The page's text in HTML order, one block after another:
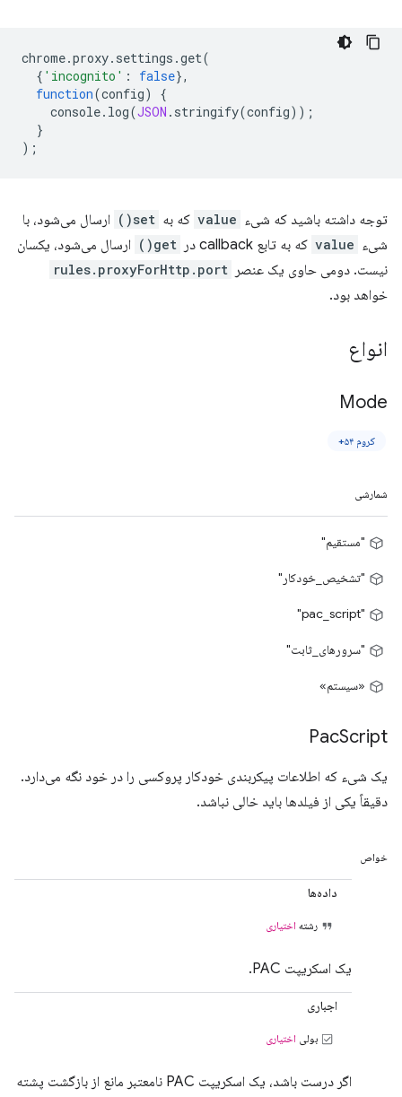
chrome.proxy. settings .get(
{ 'incognito' : false},
function(config)
{
console. log(JSON . stringify(config));
}
);
توجه داشته باشید که شیء value که به set()
ارسال می‌شود، با
شیء value که به تابع callback در get()
ارسال می‌شود، یکسان
نیست. دومی حاوی یک عنصر rules.proxyForHttp.port
خواهد بود.
انواع
Mode
کروم ۵۴+
شمارشی
"مستقیم"
"تشخیص_خودکار"
"pac_script"
"سرورهای_ثابت"
«سیستم»
PacScript
یک شیء که اطلاعات پیکربندی خودکار پروکسی را در خود نگه می‌دارد.
دقیقاً یکی از فیلدها باید خالی نباشد.
خواص
داده‌ها
رشته اختیاری
یک اسکریپت PAC.
اجباری
بولی اختیاری
اگر درست باشد، یک اسکریپت PAC نامعتبر مانع از بازگشت پشته